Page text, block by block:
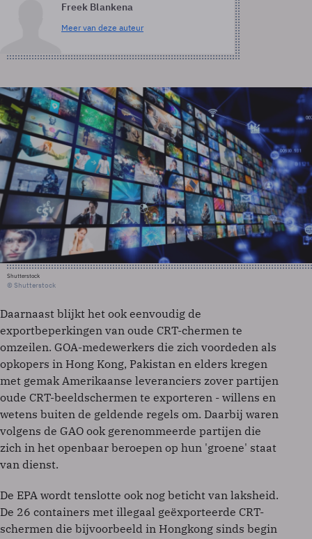
Freek Blankena
Meer van deze auteur
Shutterstock
© Shutterstock
Daarnaast blijkt het ook eenvoudig de
exportbeperkingen van oude CRT-chermen te
omzeilen. GOA-medewerkers die zich voordeden als
opkopers in Hong Kong, Pakistan en elders kregen
met gemak Amerikaanse leveranciers zover partijen
oude CRT-beeldschermen te exporteren - willens en
wetens buiten de geldende regels om. Daarbij waren
volgens de GAO ook gerenommeerde partijen die
zich in het openbaar beroepen op hun 'groene' staat
van dienst.
De EPA wordt tenslotte ook nog beticht van laksheid.
De 26 containers met illegaal geëxporteerde CRT-
schermen die bijvoorbeeld in Hongkong sinds begin